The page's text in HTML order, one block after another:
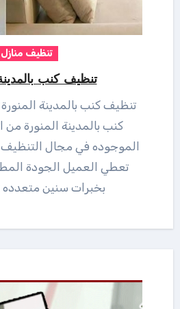
تنظيف منازل
تنظيف كنب
تنظيف كنب بالمدينة المنورة تعد شركة تنظيف
كنب بالمدينة المنورة
الموجوده في مجال التنظيف
تعطي العميل الجودة
بخبرات سنين